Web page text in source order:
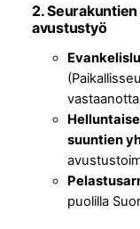
2.
avustustyö
suuntien
puolilla